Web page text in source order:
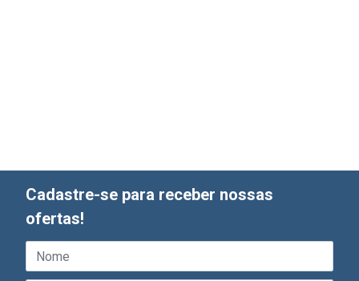
Cadastre-se para receber nossas
ofertas!